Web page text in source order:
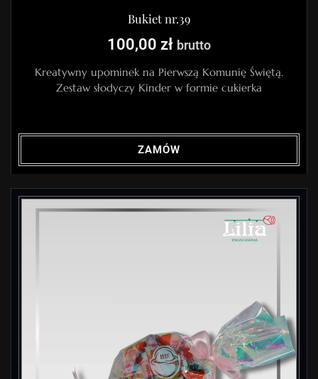
Bukiet nr.39
100,00 zł brutto
Kreatywny upominek na Pierwszą Komunię Świętą.
Zestaw słodyczy Kinder w formie cukierka
ZAMÓW